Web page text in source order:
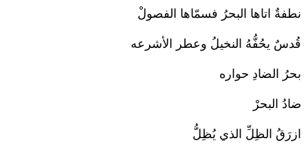
نطفةٌ اتاها البحرُ فسمّاها الفصولْ
قُدسٌ يحُفُّهُ النخيلُ وعطر الأشرعه
بحرُ الضادِ حواره
ضادُ البحرْ
ازرَقُ الظِلِّ الذي يُظِلُّ